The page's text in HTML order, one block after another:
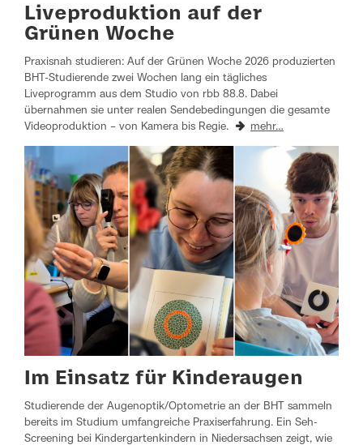
Liveproduktion auf der
Grünen Woche
Praxisnah studieren: Auf der Grünen Woche 2026 produzierten
BHT-Studierende zwei Wochen lang ein tägliches
Liveprogramm aus dem Studio von rbb 88.8. Dabei
übernahmen sie unter realen Sendebedingungen die gesamte
Videoproduktion – von Kamera bis Regie.
mehr…
Im Einsatz für Kinderaugen
Studierende der Augenoptik/Optometrie an der BHT sammeln
bereits im Studium umfangreiche Praxiserfahrung. Ein Seh-
Screening bei Kindergartenkindern in Niedersachsen zeigt, wie